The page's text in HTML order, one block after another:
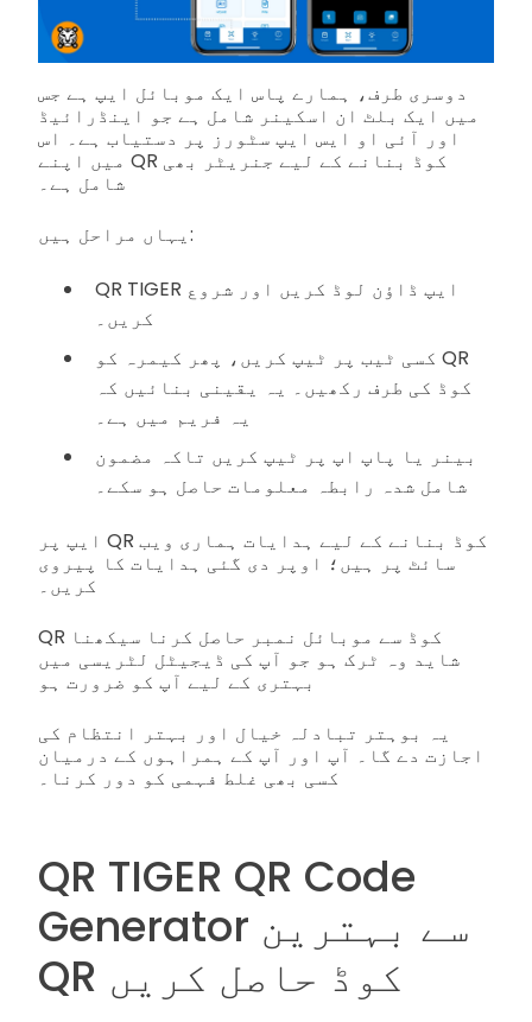
دوسری طرف، ہمارے پاس ایک موبائل ایپ ہے جس
میں ایک بلٹ ان اسکینر شامل ہے جو اینڈرائیڈ
اور آئی او ایس ایپ سٹورز پر دستیاب ہے۔ اس
میں اپنے QR کوڈ بنانے کے لیے جنریٹر بھی
شامل ہے۔
یہاں مراحل ہیں:
QR TIGER ایپ ڈاؤن لوڈ کریں اور شروع
کریں۔
کسی ٹیب پر ٹیپ کریں، پھر کیمرہ کو QR
کوڈ کی طرف رکھیں۔ یہ یقینی بنائیں کہ
یہ فریم میں ہے۔
بینر یا پاپ اپ پر ٹیپ کریں تاکہ مضمون
شامل شدہ رابطہ معلومات حاصل ہو سکے۔
ایپ پر QR کوڈ بنانے کے لیے ہدایات ہماری ویب
سائٹ پر ہیں؛ اوپر دی گئی ہدایات کا پیروی
کریں۔
QR کوڈ سے موبائل نمبر حاصل کرنا سیکھنا
شاید وہ ٹرک ہو جو آپ کی ڈیجیٹل لٹریسی میں
بہتری کے لیے آپ کو ضرورت ہو
یہ بوہتر تبادلہ خیال اور بہتر انتظام کی
اجازت دے گا۔ آپ اور آپ کے ہمراہوں کے درمیان
کسی بھی غلط فہمی کو دور کرنا۔
QR TIGER QR Code
Generator سے بہترین
QR کوڈ حاصل کریں